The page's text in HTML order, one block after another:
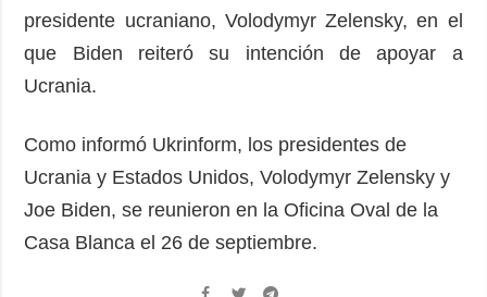
presidente ucraniano, Volodymyr Zelensky, en el
que Biden reiteró su intención de apoyar a
Ucrania.
Como informó Ukrinform, los presidentes de
Ucrania y Estados Unidos, Volodymyr Zelensky y
Joe Biden, se reunieron en la Oficina Oval de la
Casa Blanca el 26 de septiembre.